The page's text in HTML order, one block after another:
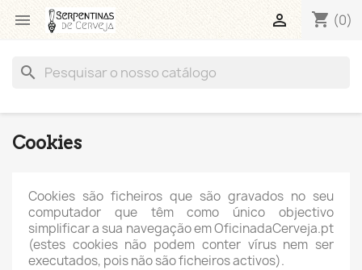
 shopping_cart (0)

search
Cookies
Cookies são ficheiros que são gravados no seu
computador que têm como único objectivo
simplificar a sua navegação em OficinadaCerveja.pt
(estes cookies não podem conter vírus nem ser
executados, pois não são ficheiros activos).